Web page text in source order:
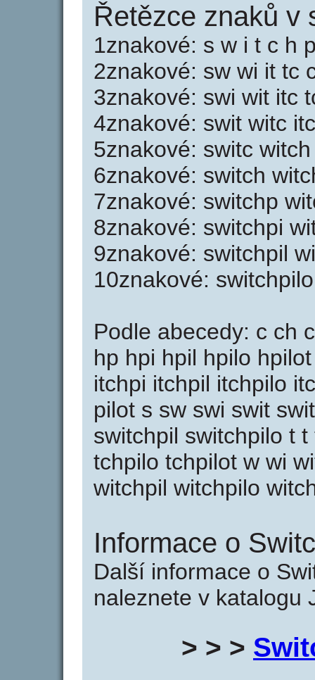
Řetězce znaků v
1znakové: s w i t c h
2znakové: sw wi it tc
3znakové: swi wit itc
4znakové: swit witc
5znakové: switc
6znakové: switch
7znakové: switchp
8znakové: switchpi
9znakové: switchpil
10znakové:
Podle abecedy: c ch
hp hpi hpil hpilo
itchpi itchpil itchpilo
pilot s sw swi swit
switchpil switchpilo t
tchpilo tchpilot w wi
witchpil witchpilo
Informace o
Další informace o
naleznete v katalogu
> > >